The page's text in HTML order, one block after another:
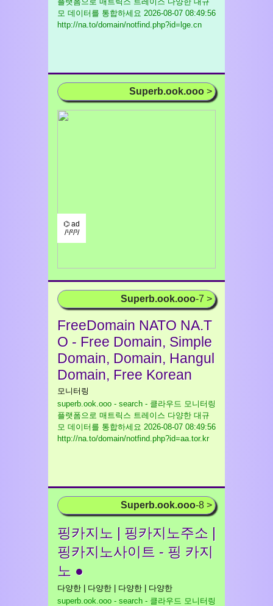
모 데이터를 통합하세요 2026-08-07 08:49:56
http://na.to/domain/notfind.php?id=lge.cn
Superb.ook.ooo >
⌬ ad
/¹/²/³/
Superb.ook.ooo-7 >
FreeDomain NATO NA.T
O - Free Domain, Simple
Domain, Domain, Hangul
Domain, Free Korean
모니터링
superb.ook.ooo - search - 클라우드 모니터링
플랫폼으로 매트릭스 트레이스 다양한 대규
모 데이터를 통합하세요 2026-08-07 08:49:56
http://na.to/domain/notfind.php?id=aa.tor.kr
Superb.ook.ooo-8 >
핑카지노 | 핑카지노주소 |
핑카지노사이트 - 핑 카지
노 ●
다양한 | 다양한 | 다양한 | 다양한
superb.ook.ooo - search - 클라우드 모니터링